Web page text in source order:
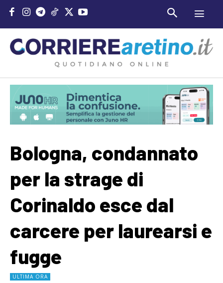
Bologna, condannato
per la strage di
Corinaldo esce dal
carcere per laurearsi e
fugge
ULTIMA ORA